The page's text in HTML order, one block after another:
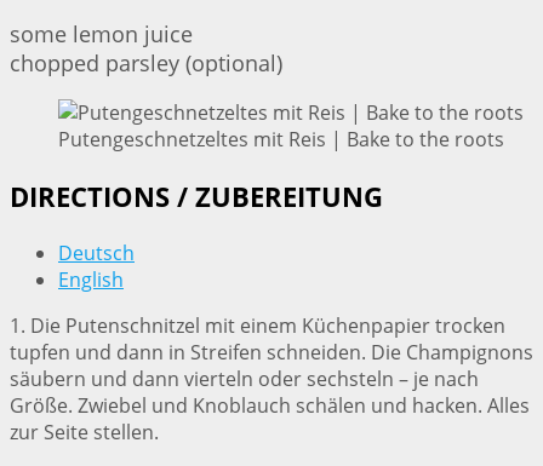
some lemon juice
chopped parsley (optional)
Putengeschnetzeltes mit Reis | Bake to the roots
DIRECTIONS / ZUBEREITUNG
Deutsch
English
1. Die Putenschnitzel mit einem Küchenpapier trocken
tupfen und dann in Streifen schneiden. Die Champignons
säubern und dann vierteln oder sechsteln – je nach
Größe. Zwiebel und Knoblauch schälen und hacken. Alles
zur Seite stellen.